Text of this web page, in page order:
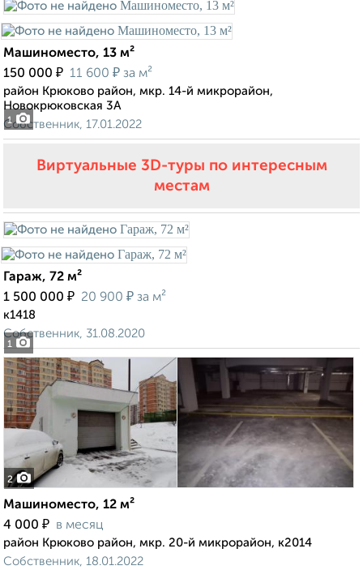
1
Машиноместо, 13 м²
150 000 ₽ 11 600 ₽ за м²
район Крюково район, мкр. 14-й микрорайон,
Новокрюковская 3А
Собственник, 17.01.2022
Виртуальные 3D-туры по интересным
местам
1
Гараж, 72 м²
1 500 000 ₽ 20 900 ₽ за м²
к1418
Собственник, 31.08.2020
2
Машиноместо, 12 м²
4 000 ₽ в месяц
район Крюково район, мкр. 20-й микрорайон, к2014
Собственник, 18.01.2022